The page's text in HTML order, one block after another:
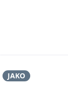
JAKO